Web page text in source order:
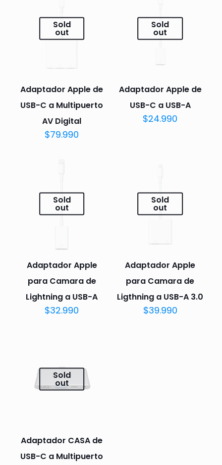
Sold
out
Adaptador Apple de
USB-C a Multipuerto
AV Digital
$79.990
Sold
out
Adaptador Apple de
USB-C a USB-A
$24.990
Sold
out
Adaptador Apple
para Camara de
Lightning a USB-A
$32.990
Sold
out
Adaptador Apple
para Camara de
Ligthning a USB-A 3.0
$39.990
Sold
out
Adaptador CASA de
USB-C a Multipuerto